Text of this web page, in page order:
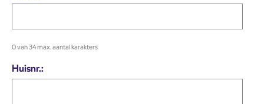
0 van 34 max. aantal karakters
Huisnr.: